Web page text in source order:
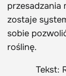
przesadzania
zostaje
sobie
roślinę.
Tekst: